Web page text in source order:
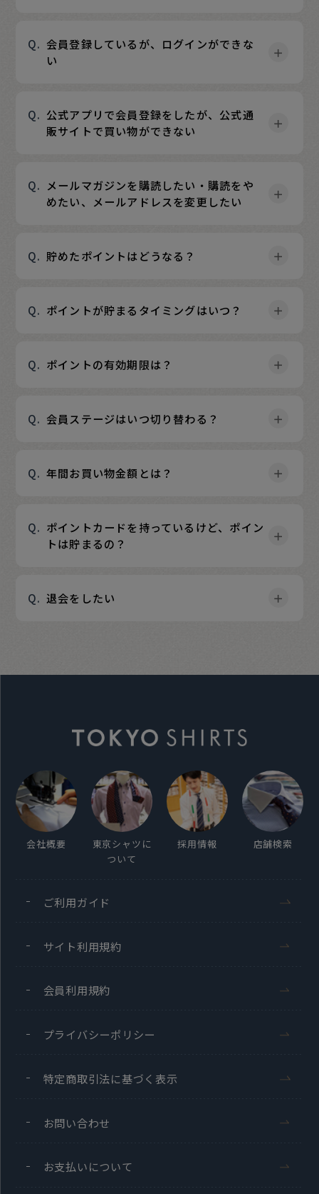
会員登録しているが、ログインができな
い
公式アプリで会員登録をしたが、公式通
販サイトで買い物ができない
メールマガジンを購読したい・購読をや
めたい、メールアドレスを変更したい
貯めたポイントはどうなる？
ポイントが貯まるタイミングはいつ？
ポイントの有効期限は？
会員ステージはいつ切り替わる？
年間お買い物金額とは？
ポイントカードを持っているけど、ポイン
トは貯まるの？
退会をしたい
会社概要
東京シャツに
ついて
採用情報 店舗検索
ご利用ガイド
サイト利用規約
会員利用規約
プライバシーポリシー
特定商取引法に基づく表示
お問い合わせ
お支払いについて